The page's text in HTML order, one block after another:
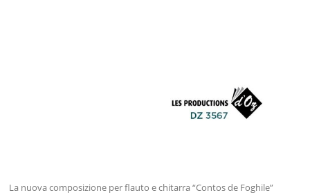
La nuova composizione per flauto e chitarra “Contos de Foghile”